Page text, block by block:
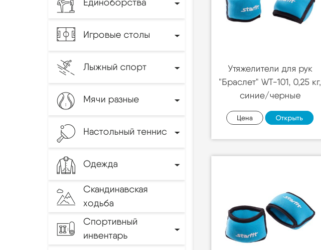
Игровые столы
Лыжный спорт
Мячи разные
Настольный теннис
Одежда
Скандинавская
ходьба
Спортивный
инвентарь
Утяжелители для рук
"Браслет" WT-101, 0,25 кг,
синие/черные
Цена Открыть